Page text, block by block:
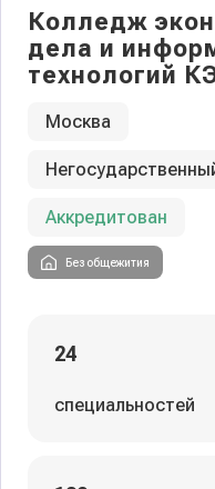
Колледж
дела и
технологий
Москва
Аккредитован
Без общежития
24
специальностей